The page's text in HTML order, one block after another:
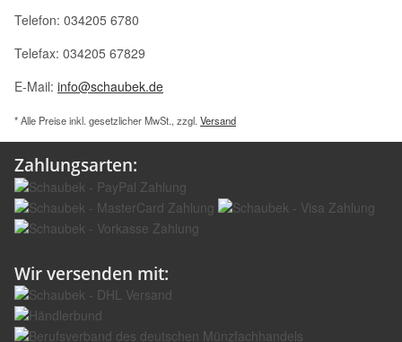
Telefon: 034205 6780
Telefax: 034205 67829
E-Mail: info@schaubek.de
* Alle Preise inkl. gesetzlicher MwSt., zzgl. Versand
Zahlungsarten:
Wir versenden mit: